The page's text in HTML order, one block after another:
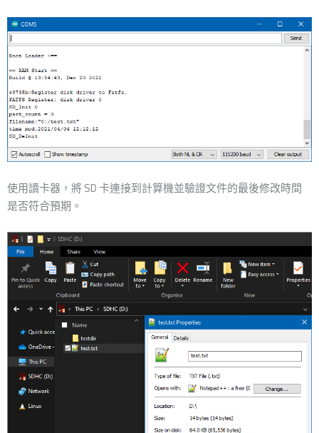
使用讀卡器，將 SD 卡連接到計算機並驗證文件的最後修改時間
是否符合預期。